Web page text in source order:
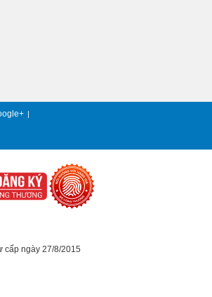
|
cấp ngày 27/8/2015